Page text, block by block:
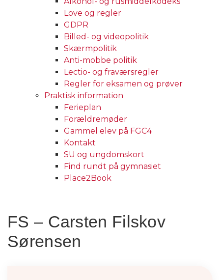
Love og regler
GDPR
Billed- og videopolitik
Skærmpolitik
Anti-mobbe politik
Lectio- og fraværsregler
Regler for eksamen og prøver
Praktisk information
Ferieplan
Forældremøder
Gammel elev på FGC4
Kontakt
SU og ungdomskort
Find rundt på gymnasiet
Place2Book
FS – Carsten Filskov
Sørensen